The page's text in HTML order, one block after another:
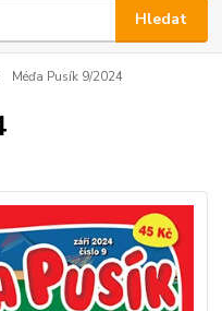
Hledat
Méďa Pusík 9/2024